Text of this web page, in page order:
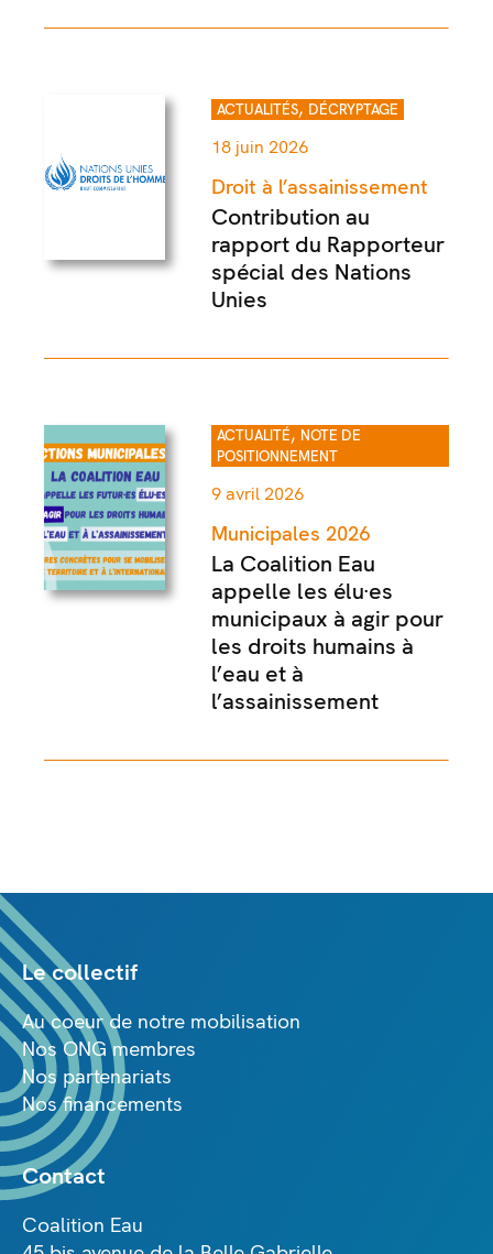
ACTUALITÉS, DÉCRYPTAGE
18 juin 2026
Droit à l’assainissement
Contribution au
rapport du Rapporteur
spécial des Nations
Unies
ACTUALITÉ, NOTE DE
POSITIONNEMENT
9 avril 2026
Municipales 2026
La Coalition Eau
appelle les élu·es
municipaux à agir pour
les droits humains à
l’eau et à
l’assainissement
Le collectif
Au coeur de notre mobilisation
Nos ONG membres
Nos partenariats
Nos financements
Contact
Coalition Eau